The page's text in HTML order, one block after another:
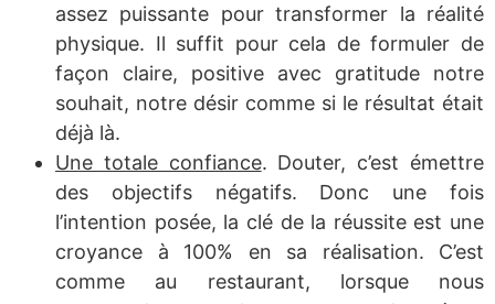
assez puissante pour transformer la réalité
physique. Il suffit pour cela de formuler de
façon claire, positive avec gratitude notre
souhait, notre désir comme si le résultat était
déjà là.
Une totale confiance. Douter, c’est émettre
des objectifs négatifs. Donc une fois
l’intention posée, la clé de la réussite est une
croyance à 100% en sa réalisation. C’est
comme au restaurant, lorsque nous